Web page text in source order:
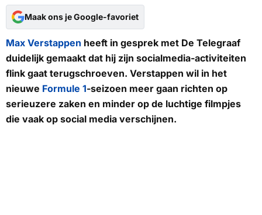
Maak ons je Google-favoriet
Max Verstappen heeft in gesprek met De Telegraaf
duidelijk gemaakt dat hij zijn socialmedia-activiteiten
flink gaat terugschroeven. Verstappen wil in het
nieuwe Formule 1-seizoen meer gaan richten op
serieuzere zaken en minder op de luchtige filmpjes
die vaak op social media verschijnen.